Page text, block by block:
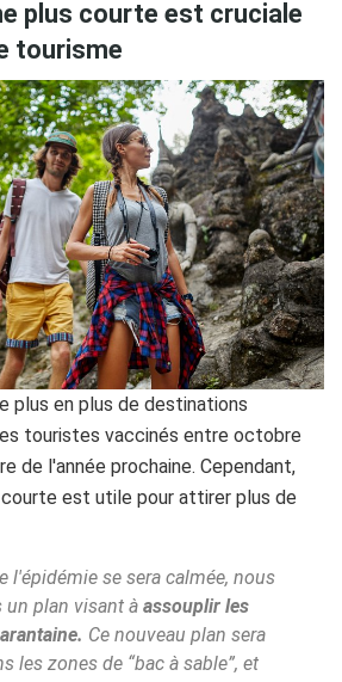
plus courte est cruciale
tourisme
plus en plus de destinations
touristes vaccinés entre octobre
de l'année prochaine. Cependant,
courte est utile pour attirer plus de
l'épidémie se sera calmée, nous
un plan visant à assouplir les
Ce nouveau plan sera
les zones de “bac à sable”, et